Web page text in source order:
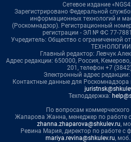
Сетевое издание
Зарегистрировано Федеральной
информационных технологий и
(Роскомнадзор). Регистрационный
регистрации - ЭЛ № ФС 77-
Учредитель: Общество с ограниченной
Главный редактор: Левчук
Адрес редакции: 650000, Россия,
201, телефон +7
Электронный адрес редакции:
Контактные данные для Роскомнадзора
Техподдержка:
По вопросам коммерческого
Жапарова Жанна, менеджер по работе
zhanna.zhaparova@shkulev.ru,
Ревина Мария, директор по работе с
mariya.revina@shkulev.ru,